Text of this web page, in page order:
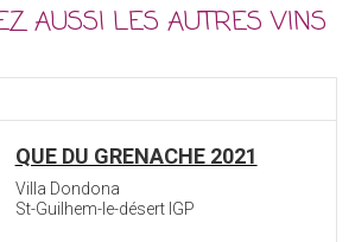
AUSSI LES AUTRES VINS
QUE DU GRENACHE 2021
Villa Dondona
St-Guilhem-le-désert IGP